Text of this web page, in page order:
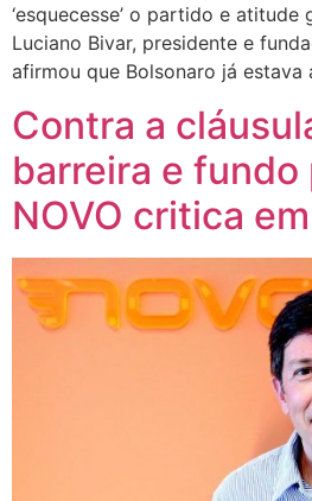
‘esquecesse’ o partido e
Luciano Bivar, presidente e
afirmou que Bolsonaro já estava
Contra a
barreira e
NOVO critica